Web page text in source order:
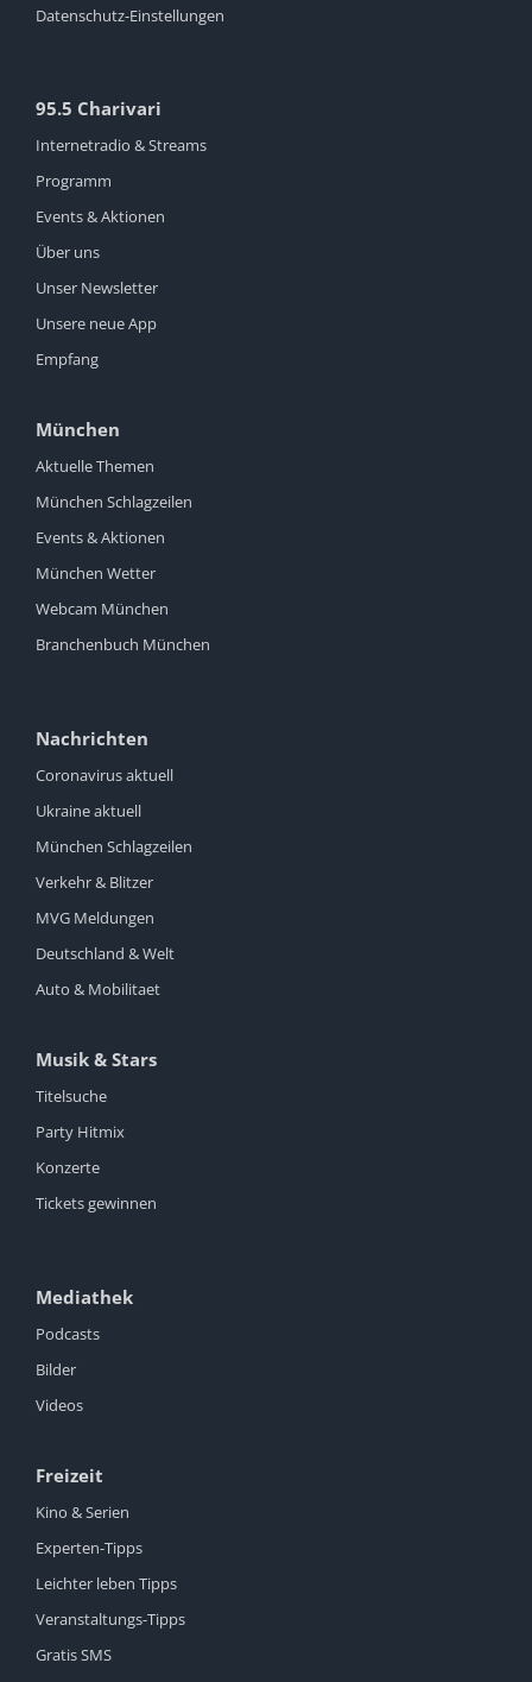
Datenschutz-Einstellungen
95.5 Charivari
Internetradio & Streams
Programm
Events & Aktionen
Über uns
Unser Newsletter
Unsere neue App
Empfang
München
Aktuelle Themen
München Schlagzeilen
Events & Aktionen
München Wetter
Webcam München
Branchenbuch München
Nachrichten
Coronavirus aktuell
Ukraine aktuell
München Schlagzeilen
Verkehr & Blitzer
MVG Meldungen
Deutschland & Welt
Auto & Mobilitaet
Musik & Stars
Titelsuche
Party Hitmix
Konzerte
Tickets gewinnen
Mediathek
Podcasts
Bilder
Videos
Freizeit
Kino & Serien
Experten-Tipps
Leichter leben Tipps
Veranstaltungs-Tipps
Gratis SMS